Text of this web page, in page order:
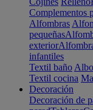
Complementos
Alfombras
pequeñas
exterior
infantiles
Textil baño
Textil cocina
Decoración
Decoración de